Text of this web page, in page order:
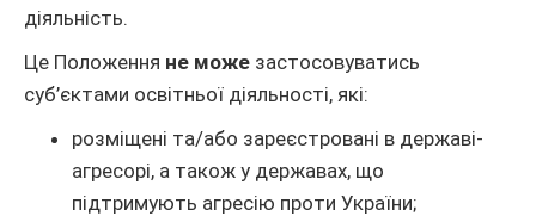
діяльність.
Це Положення не може застосовуватись
суб’єктами освітньої діяльності, які:
розміщені та/або зареєстровані в державі-
агресорі, а також у державах, що
підтримують агресію проти України;